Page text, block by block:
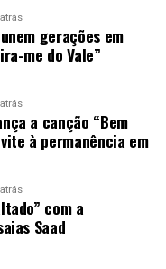
gerações em
me do Vale”
a canção “Bem
à permanência em
com a
Saad